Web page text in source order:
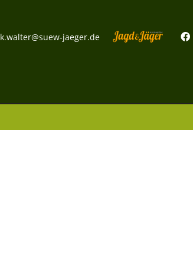
k.walter@suew-jaeger.de